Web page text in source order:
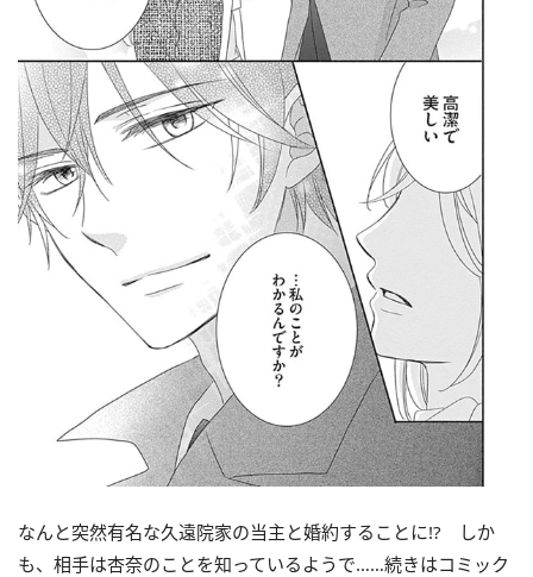
なんと突然有名な久遠院家の当主と婚約することに!? しか
も、相手は杏奈のことを知っているようで……続きはコミック